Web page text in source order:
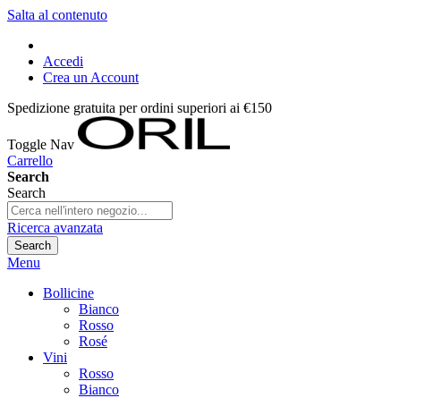
Salta al contenuto
Accedi
Crea un Account
Spedizione gratuita per ordini superiori ai €150
Toggle Nav
Carrello
Search
Search
Ricerca avanzata
Search
Menu
Bollicine
Bianco
Rosso
Rosé
Vini
Rosso
Bianco